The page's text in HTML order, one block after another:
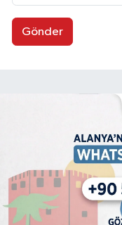
Gönder